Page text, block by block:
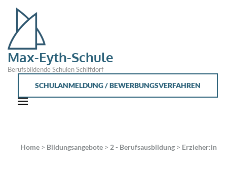
Max-Eyth-Schule
Berufsbildende Schulen Schiffdorf
SCHULANMELDUNG / BEWERBUNGSVERFAHREN
Home > Bildungsangebote > 2 - Berufsausbildung > Erzieher:in